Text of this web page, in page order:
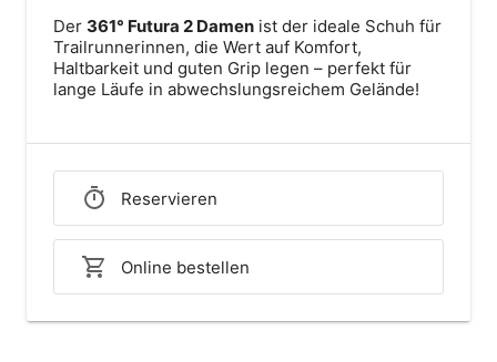
Der 361° Futura 2 Damen ist der ideale Schuh für
Trailrunnerinnen, die Wert auf Komfort,
Haltbarkeit und guten Grip legen – perfekt für
lange Läufe in abwechslungsreichem Gelände!
Reservieren
Online bestellen